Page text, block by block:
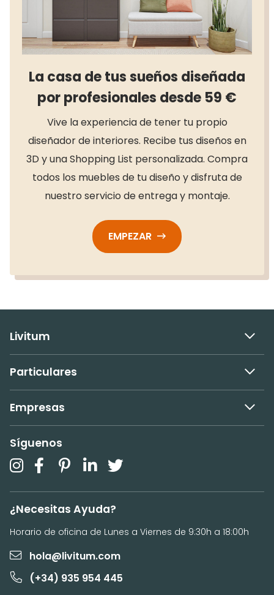
La casa de tus sueños diseñada
por profesionales desde 59 €
Vive la experiencia de tener tu propio
diseñador de interiores. Recibe tus diseños en
3D y una Shopping List personalizada. Compra
todos los muebles de tu diseño y disfruta de
nuestro servicio de entrega y montaje.
EMPEZAR
Livitum
Particulares
Empresas
Síguenos
¿Necesitas Ayuda?
Horario de oficina de Lunes a Viernes de 9:30h a 18:00h
hola@livitum.com
(+34) 935 954 445